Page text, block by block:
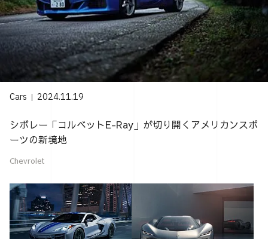
Cars 2024.11.19
シボレー「コルベットE-Ray」が切り開くアメリカンスポ
ーツの新境地
Chevrolet